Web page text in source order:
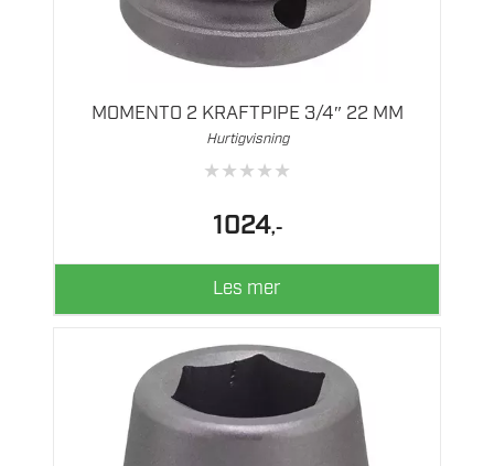
MOMENTO 2 KRAFTPIPE 3/4″ 22 MM
Hurtigvisning
★★★★★
1024,-
Les mer